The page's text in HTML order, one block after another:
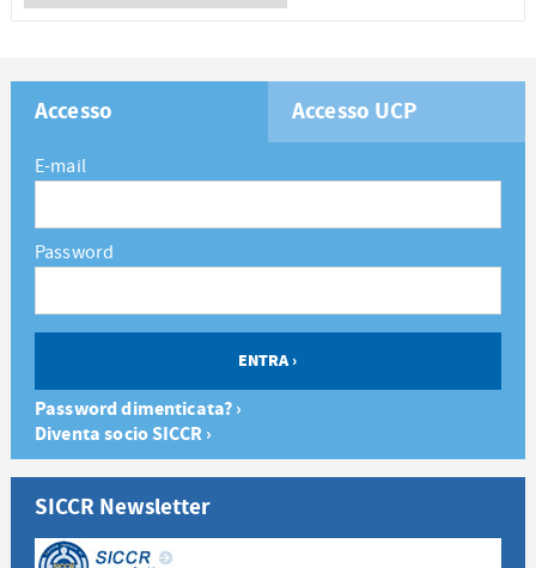
Accesso Accesso UCP
E-mail
Password
Password dimenticata? ›
Diventa socio SICCR ›
SICCR Newsletter